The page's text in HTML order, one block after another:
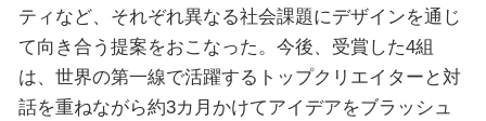
ティなど、それぞれ異なる社会課題にデザインを通じ
て向き合う提案をおこなった。今後、受賞した4組
は、世界の第一線で活躍するトップクリエイターと対
話を重ねながら約3カ月かけてアイデアをブラッシュ